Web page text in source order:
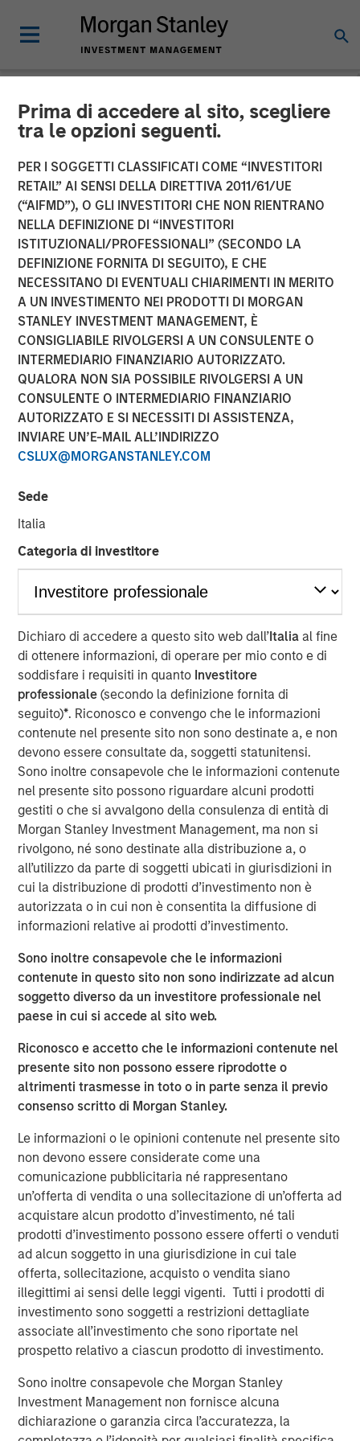
Prima di accedere al sito, scegliere
tra le opzioni seguenti.
PER I SOGGETTI CLASSIFICATI COME “INVESTITORI
RETAIL” AI SENSI DELLA DIRETTIVA 2011/61/UE
(“AIFMD”), O GLI INVESTITORI CHE NON RIENTRANO
NELLA DEFINIZIONE DI “INVESTITORI
ISTITUZIONALI/PROFESSIONALI” (SECONDO LA
DEFINIZIONE FORNITA DI SEGUITO), E CHE
NECESSITANO DI EVENTUALI CHIARIMENTI IN MERITO
A UN INVESTIMENTO NEI PRODOTTI DI MORGAN
STANLEY INVESTMENT MANAGEMENT, È
CONSIGLIABILE RIVOLGERSI A UN CONSULENTE O
INTERMEDIARIO FINANZIARIO AUTORIZZATO.
QUALORA NON SIA POSSIBILE RIVOLGERSI A UN
CONSULENTE O INTERMEDIARIO FINANZIARIO
AUTORIZZATO E SI NECESSITI DI ASSISTENZA,
INVIARE UN’E-MAIL ALL’INDIRIZZO
CSLUX@MORGANSTANLEY.COM
Sede
Italia
Categoria di investitore
Dichiaro di accedere a questo sito web dall’Italia al fine
di ottenere informazioni, di operare per mio conto e di
soddisfare i requisiti in quanto Investitore
professionale(secondo la definizione fornita di
seguito)*. Riconosco e convengo che le informazioni
contenute nel presente sito non sono destinate a, e non
devono essere consultate da, soggetti statunitensi.
Sono inoltre consapevole che le informazioni contenute
nel presente sito possono riguardare alcuni prodotti
gestiti o che si avvalgono della consulenza di entità di
Morgan Stanley Investment Management, ma non si
rivolgono, né sono destinate alla distribuzione a, o
all’utilizzo da parte di soggetti ubicati in giurisdizioni in
cui la distribuzione di prodotti d’investimento non è
autorizzata o in cui non è consentita la diffusione di
informazioni relative ai prodotti d’investimento.
Sono inoltre consapevole che le informazioni
contenute in questo sito non sono indirizzate ad alcun
soggetto diverso da un investitore professionale nel
paese in cui si accede al sito web.
Riconosco e accetto che le informazioni contenute nel
presente sito non possono essere riprodotte o
altrimenti trasmesse in toto o in parte senza il previo
consenso scritto di Morgan Stanley.
Le informazioni o le opinioni contenute nel presente sito
non devono essere considerate come una
comunicazione pubblicitaria né rappresentano
un’offerta di vendita o una sollecitazione di un’offerta ad
acquistare alcun prodotto d’investimento, né tali
prodotti d’investimento possono essere offerti o venduti
ad alcun soggetto in una giurisdizione in cui tale
offerta, sollecitazione, acquisto o vendita siano
illegittimi ai sensi delle leggi vigenti. Tutti i prodotti di
investimento sono soggetti a restrizioni dettagliate
associate all’investimento che sono riportate nel
prospetto relativo a ciascun prodotto di investimento.
Sono inoltre consapevole che Morgan Stanley
Investment Management non fornisce alcuna
dichiarazione o garanzia circa l’accuratezza, la
NEWSROOM
Morgan Stanley Capital
Partners Acquires Security
101
24 FEBBRAIO 2026
NEW YORK – February 23 , 2026
Investment funds managed by Morgan Stanley Capital
Partners (MSCP), the middle market private equity buyout
team within Morgan Stanley Investment Management,
leading provider of commercial security integration
provides mission-critical security integration services for
including healthcare, education, government,
manufacturing, finance, data centers, and other end
markets. The company specializes in end-to-end security
solutions, including access control systems, video
surveillance and intrusion detection systems, enabling
customers to partner with a single provider for the full
security lifecycle. Since its founding in 2007, Security 101
has grown into a leading security provider with a network
of offices across the United States equipped to address
localized security needs for clients and the communities
in which they operate.
Commenting on the investment, Adam Shaw, Managing
Director and Head of Business Services at MSCP, said:
“Security 101 has built a differentiated platform with a
strong record of organic growth and consistent execution
across complex customer environments. We are excited
to partner with Greg and the broader team to support
continued expansion and further strengthen the
Company’s leadership position. We intend to continue
investing in the platform to further elevate the customer
experience and support scalable service delivery across
Greg Daly, CEO of Security 101, commented:
“We’re excited to team up with Morgan Stanley Capital
Partners to build on our momentum and extend Security
101’s leadership in commercial security integration.
MSCP’s resources and experience will help us deepen our
national accounts program, continue thoughtful M&A, and
expand our unified platform while maintaining the culture
and consistency our customers expect.”
This acquisition capped a strong 2025 for MSCP and
underscored the strength of its private equity platform,
marked by successful realizations and continued
investment in resilient, services‑oriented businesses.
Security101 is a leading provider of commercial security
integration services across diverse end markets including
healthcare, education, government, manufacturing